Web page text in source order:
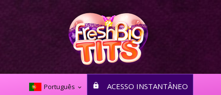
Português ACESSO INSTANTÂNEO